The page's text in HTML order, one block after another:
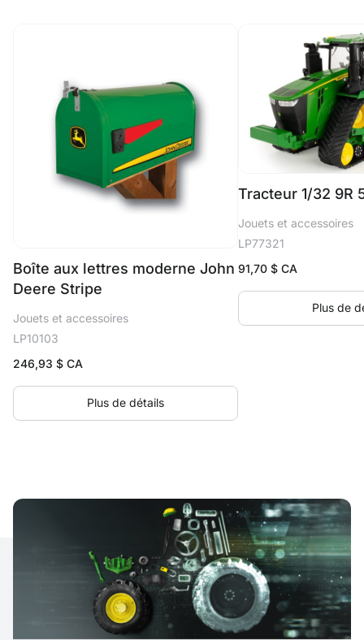
Boîte aux lettres moderne John
Deere Stripe
Jouets et accessoires
LP10103
246,93 $ CA
Plus de détails
Tracteur 1/32 9R
Jouets et accessoires
LP77321
91,70$ CA
Plus de